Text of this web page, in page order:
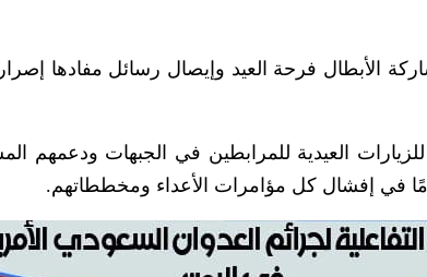
الأبطال فرحة العيد وإيصال رسائل مفادها
العيدية للمرابطين في الجبهات ودعمهم
في إفشال كل مؤامرات الأعداء ومخططاتهم.